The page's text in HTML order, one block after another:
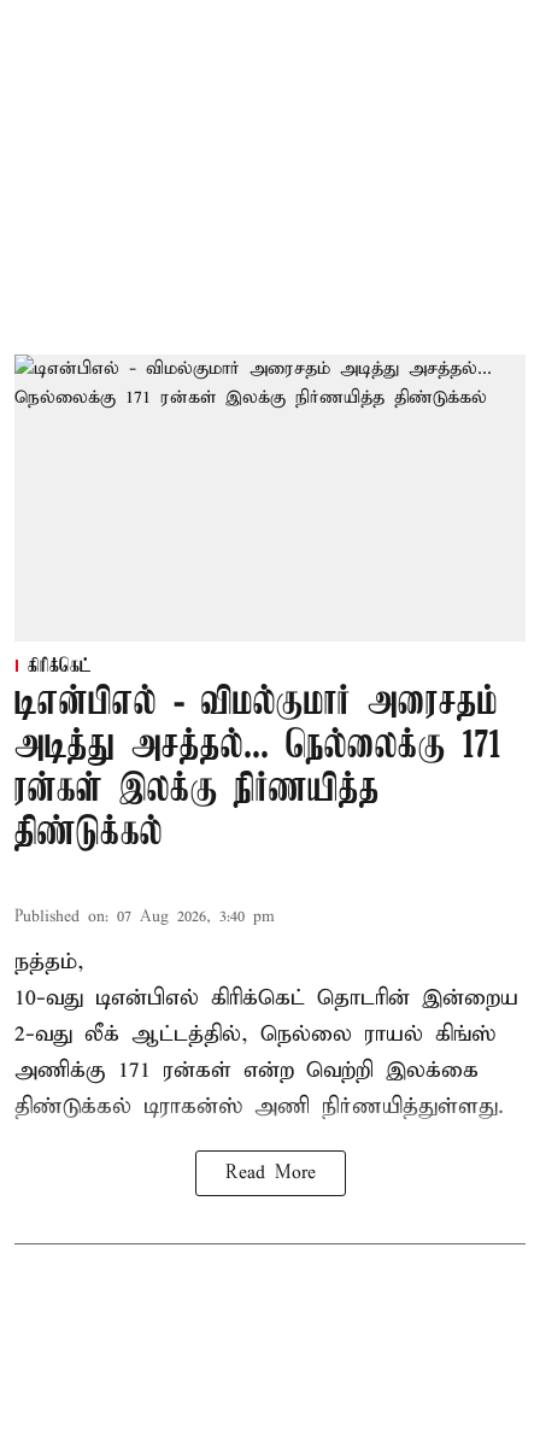
கிரிக்கெட்
டிஎன்பிஎல் - விமல்குமார் அரைசதம்
அடித்து அசத்தல்... நெல்லைக்கு 171
ரன்கள் இலக்கு நிர்ணயித்த
திண்டுக்கல்
Published on: 07 Aug 2026, 3:40 pm
நத்தம்,
10-வது டிஎன்பிஎல் கிரிக்கெட் தொடரின் இன்றைய
2-வது லீக் ஆட்டத்தில், நெல்லை ராயல் கிங்ஸ்
அணிக்கு 171 ரன்கள் என்ற வெற்றி இலக்கை
திண்டுக்கல் டிராகன்ஸ் அணி நிர்ணயித்துள்ளது.
Read More